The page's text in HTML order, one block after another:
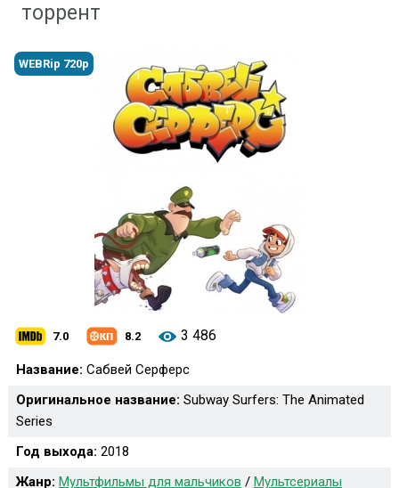
торрент
WEBRip 720p
7.0 8.2 3 486
Название: Сабвей Серферс
Оригинальное название: Subway Surfers: The Animated
Series
Год выхода: 2018
Жанр: Мультфильмы для мальчиков / Мультсериалы